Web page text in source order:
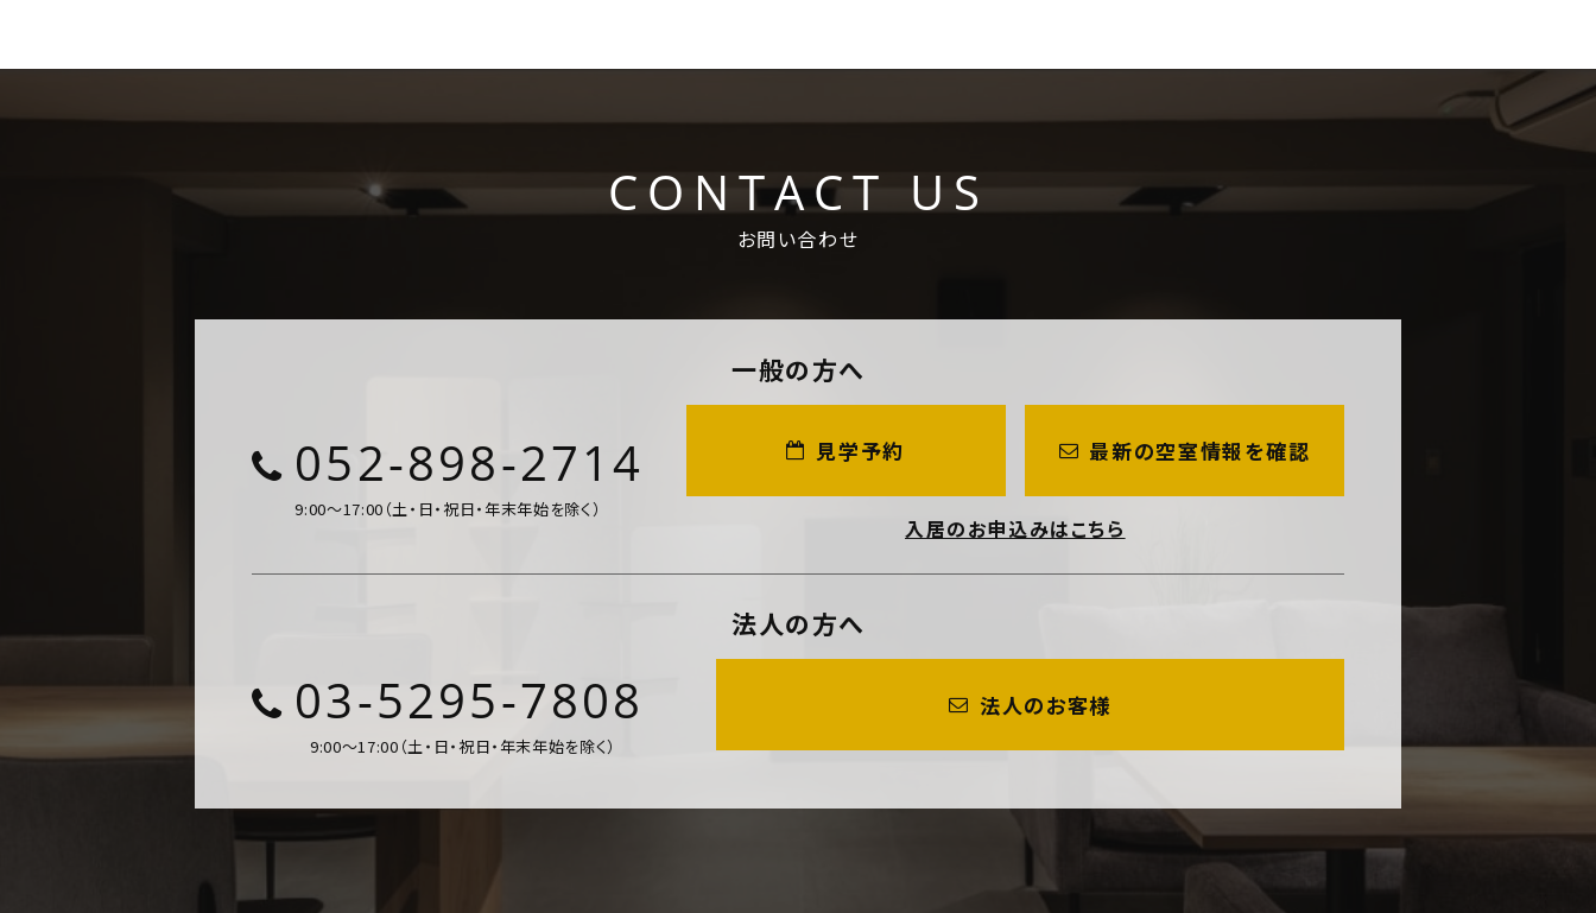
CONTACT US
お問い合わせ
一般の方へ
052-898-2714
9:00～17:00（土・日・祝日・年末年始を除く）
見学予約 最新の空室情報を確認
入居のお申込みはこちら
法人の方へ
03-5295-7808
9:00～17:00（土・日・祝日・年末年始を除く）
法人のお客様